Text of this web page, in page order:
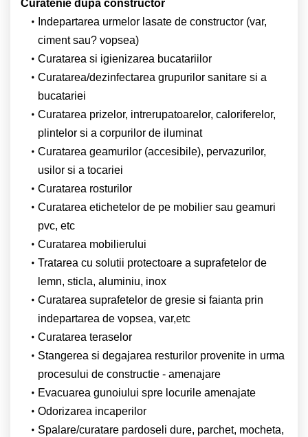
Curatenie dupa constructor
Indepartarea urmelor lasate de constructor (var,
ciment sau? vopsea)
Curatarea si igienizarea bucatariilor
Curatarea/dezinfectarea grupurilor sanitare si a
bucatariei
Curatarea prizelor, intrerupatoarelor, caloriferelor,
plintelor si a corpurilor de iluminat
Curatarea geamurilor (accesibile), pervazurilor,
usilor si a tocariei
Curatarea rosturilor
Curatarea etichetelor de pe mobilier sau geamuri
pvc, etc
Curatarea mobilierului
Tratarea cu solutii protectoare a suprafetelor de
lemn, sticla, aluminiu, inox
Curatarea suprafetelor de gresie si faianta prin
indepartarea de vopsea, var,etc
Curatarea teraselor
Stangerea si degajarea resturilor provenite in urma
procesului de constructie - amenajare
Evacuarea gunoiului spre locurile amenajate
Odorizarea incaperilor
Spalare/curatare pardoseli dure, parchet, mocheta,